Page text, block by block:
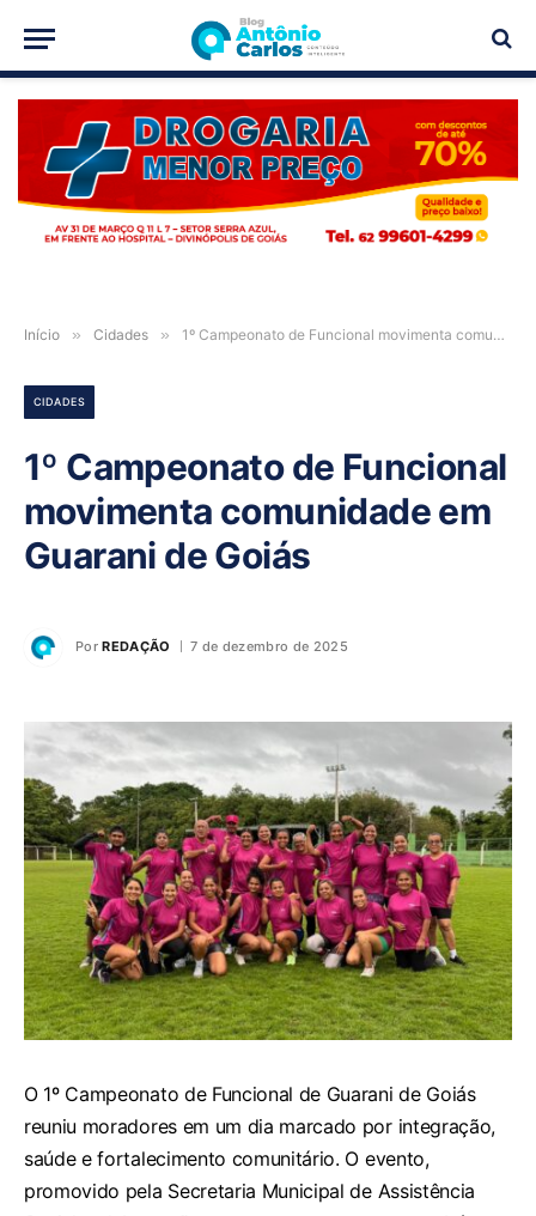
PUBLICIDADE
Início » Cidades » 1º Campeonato de Funcional movimenta comunidade em Guarani de Goiás
CIDADES
1º Campeonato de Funcional
movimenta comunidade em
Guarani de Goiás
Por REDAÇÃO 7 de dezembro de 2025
O 1º Campeonato de Funcional de Guarani de Goiás
reuniu moradores em um dia marcado por integração,
saúde e fortalecimento comunitário. O evento,
promovido pela Secretaria Municipal de Assistência